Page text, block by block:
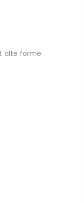
alte forme